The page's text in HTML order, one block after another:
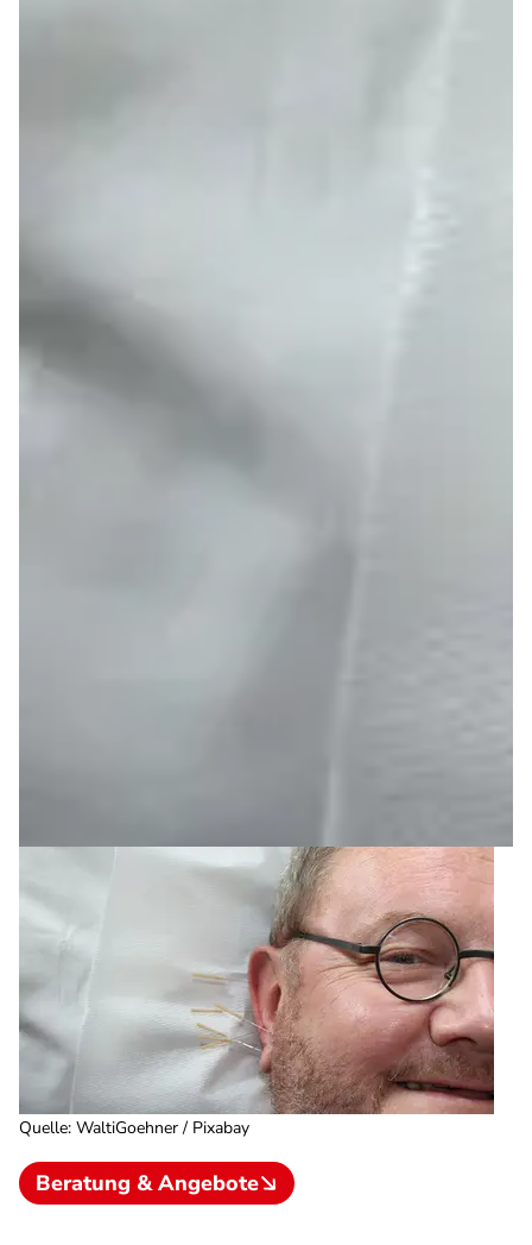
Quelle: WaltiGoehner / Pixabay
Beratung & Angebote